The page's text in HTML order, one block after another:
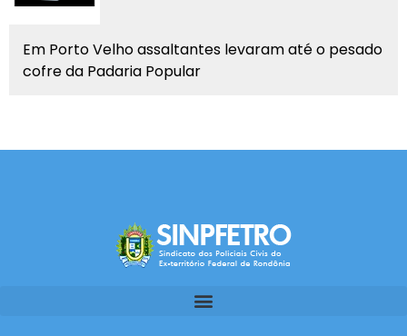
Em Porto Velho assaltantes levaram até o pesado
cofre da Padaria Popular